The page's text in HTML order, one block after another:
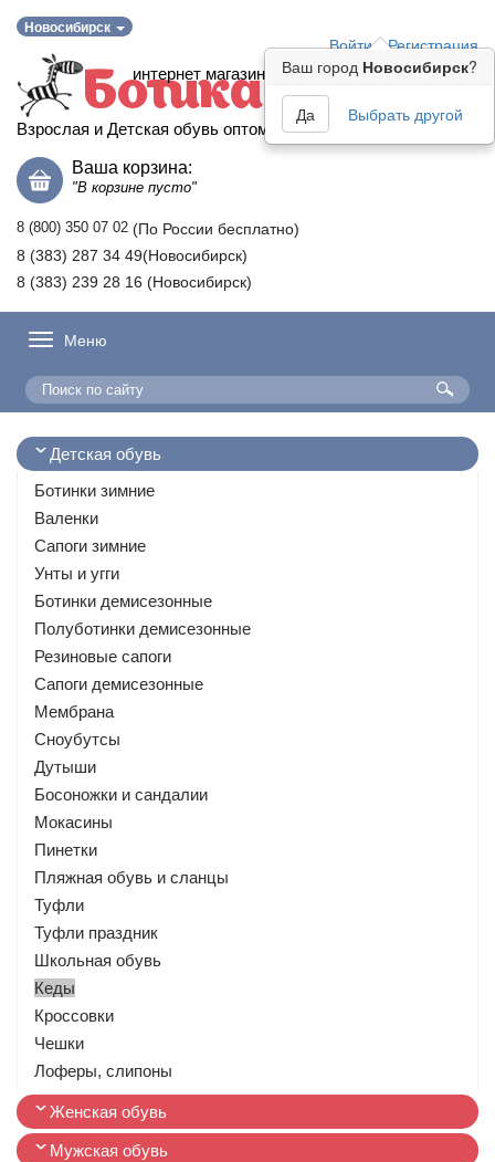
Новосибирск
Ваш город Новосибирск?
Да Выбрать другой
Войти Регистрация
интернет магазин
Ботика
Взрослая и Детская обувь оптом
Ваша корзина:
"В корзине пусто"
8 (800) 350 07 02 (По России бесплатно)
8 (383) 287 34 49(Новосибирск)
8 (383) 239 28 16 (Новосибирск)
Меню
Детская обувь
Ботинки зимние
Валенки
Сапоги зимние
Унты и угги
Ботинки демисезонные
Полуботинки демисезонные
Резиновые сапоги
Сапоги демисезонные
Мембрана
Сноубутсы
Дутыши
Босоножки и сандалии
Мокасины
Пинетки
Пляжная обувь и сланцы
Туфли
Туфли праздник
Школьная обувь
Кеды
Кроссовки
Чешки
Лоферы, слипоны
Женская обувь
Мужская обувь